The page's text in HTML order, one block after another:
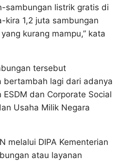
sambungan listrik gratis di
kira 1,2 juta sambungan
kurang mampu,” kata
tersebut
bertambah lagi dari adanya
dan Corporate Social
Usaha Milik Negara
melalui DIPA Kementerian
atau layanan